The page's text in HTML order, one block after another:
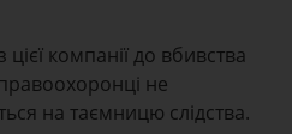
компанії до вбивства
не
на таємницю слідства.